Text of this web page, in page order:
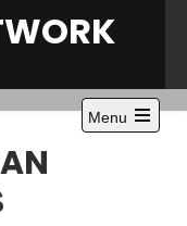
Menu
Open